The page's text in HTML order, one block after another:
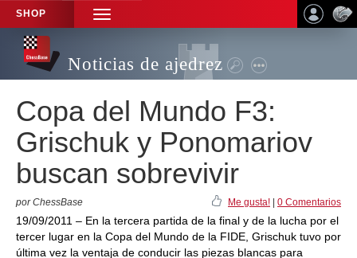
SHOP
TOGGLE
NAVIGATION
Noticias de ajedrez
Copa del Mundo F3:
Grischuk y Ponomariov
buscan sobrevivir
por ChessBase Me gusta! 0 Comentarios
19/09/2011 – En la tercera partida de la final y de la lucha por el
tercer lugar en la Copa del Mundo de la FIDE, Grischuk tuvo por
última vez la ventaja de conducir las piezas blancas para